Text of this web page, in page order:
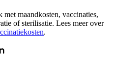
met maandkosten, vaccinaties,
of sterilisatie. Lees meer over
.